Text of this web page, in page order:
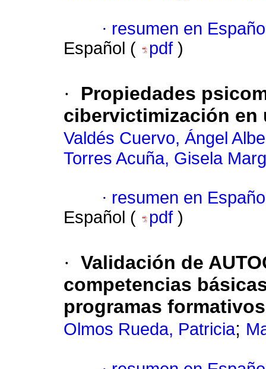
· resumen en
Español (
pdf )
·
Propiedades
cibervictimización en
Valdés Cuervo, Ángel
Torres Acuña, Gisela
· resumen en
Español (
pdf )
· Validación de
competencias
programas
Olmos Rueda, Patricia;